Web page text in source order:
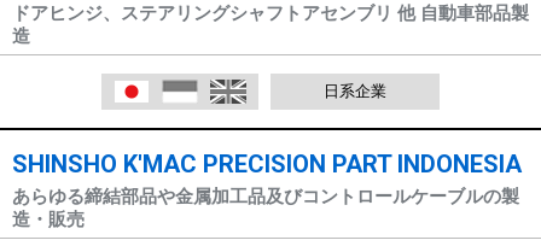
ドアヒンジ、ステアリングシャフトアセンブリ 他 自動車部品製
造
日本語 Indonesia 日系企業
SHINSHO K'MAC PRECISION PART INDONESIA
あらゆる締結部品や金属加工品及びコントロールケーブルの製
造・販売